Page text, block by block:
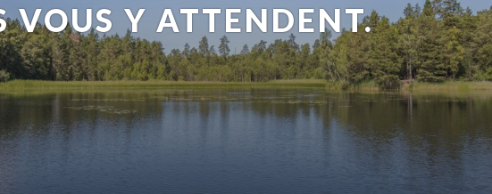
VOUS Y ATTENDENT.